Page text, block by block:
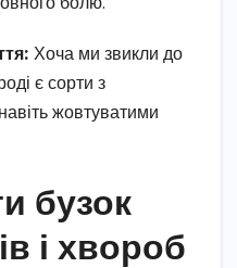
Хоча ми звикли до
є сорти з
жовтуватими
бузок
і хвороб